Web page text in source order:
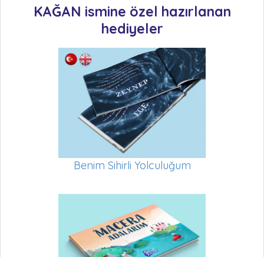
KAĞAN ismine özel hazırlanan
hediyeler
Benim Sihirli Yolculuğum